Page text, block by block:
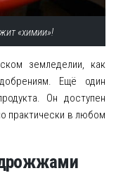
«химии»!
земледелии, как
Ещё один
Он доступен
практически в любом